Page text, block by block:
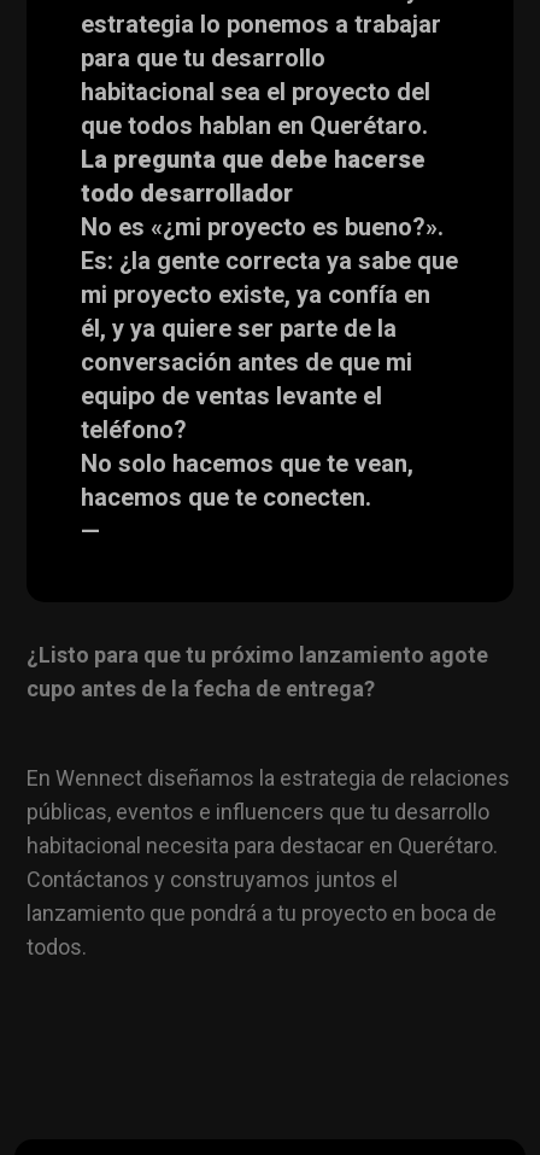
estrategia lo ponemos a trabajar
para que tu desarrollo
habitacional sea el proyecto del
que todos hablan en Querétaro.
La pregunta que debe hacerse
todo desarrollador
No es «¿mi proyecto es bueno?».
Es: ¿la gente correcta ya sabe que
mi proyecto existe, ya confía en
él, y ya quiere ser parte de la
conversación antes de que mi
equipo de ventas levante el
teléfono?
No solo hacemos que te vean,
hacemos que te conecten.
—
¿Listo para que tu próximo lanzamiento agote
cupo antes de la fecha de entrega?
En Wennect diseñamos la estrategia de relaciones
públicas, eventos e influencers que tu desarrollo
habitacional necesita para destacar en Querétaro.
Contáctanos y construyamos juntos el
lanzamiento que pondrá a tu proyecto en boca de
todos.